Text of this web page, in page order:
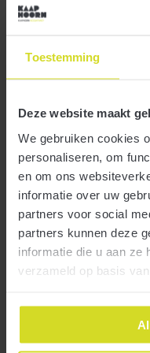
Toestemming
Deze website maakt
We gebruiken cookies
personaliseren, om
en om ons
informatie over uw
partners voor social
partners kunnen deze
informatie die u aan ze
verzameld op basis
Als Algemeen Nut
een aantal fiscale
verplicht hun
publiceren.
Declare your